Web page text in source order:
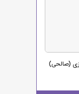
(صالحی)